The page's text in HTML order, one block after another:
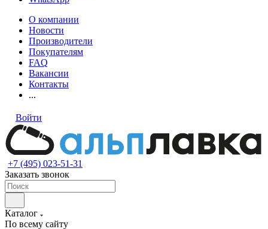
О компании
Новости
Производители
Покупателям
FAQ
Вакансии
Контакты
...
Войти
+7 (495) 023-51-31
Заказать звонок
Каталог
По всему сайту